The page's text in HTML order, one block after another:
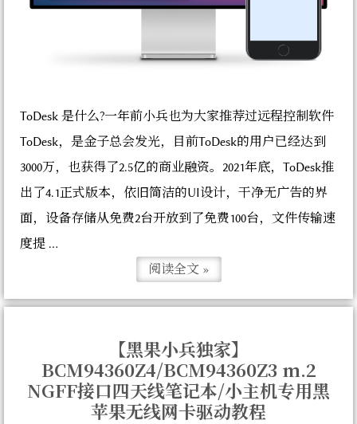
ToDesk 是什么?一年前小兵也为大家推荐过远程控制软件
ToDesk，是金子总会发光，目前ToDesk的用户已经达到
3000万，也获得了2.5亿的商业融资。2021年底，ToDesk推
出了4.1正式版本，依旧简洁的UI设计，干净无广告的界
面，设备存储从免费2台开放到了免费100台，文件传输速
度提 ...
阅读全文 »
【黑果小兵独家】
BCM94360Z4/BCM94360Z3 m.2
NGFF接口四天线笔记本/小主机专用黑
苹果无线网卡驱动教程